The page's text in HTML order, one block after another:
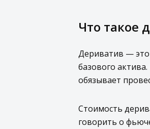
Что такое
Дериватив — это
базового
обязывает
Стоимость
говорить о